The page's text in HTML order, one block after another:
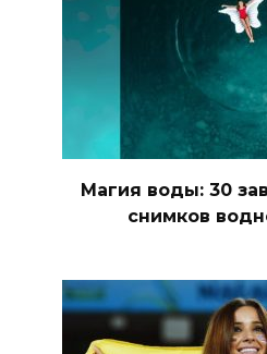
Магия воды: 30
снимков